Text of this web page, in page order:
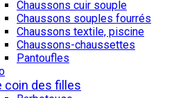
Chaussons cuir souple
Chaussons souples fourrés
Chaussons textile, piscine
Chaussons-chaussettes
Pantoufles
coin des filles